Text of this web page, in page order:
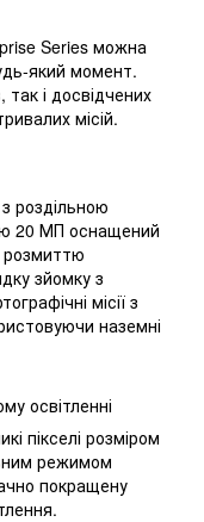
Series можна
який момент.
так і досвідчених
місій.
роздільною
20 МП оснащений
розмиттю
зйомку з
місії з
наземні
освітленні
пікселі розміром
режимом
покращену